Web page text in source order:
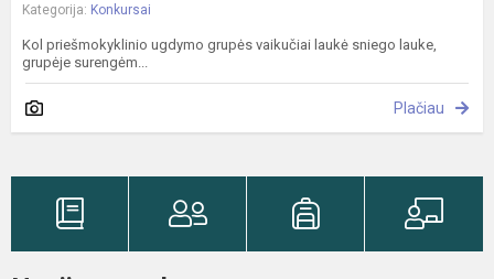
Kategorija: Konkursai
Kol priešmokyklinio ugdymo grupės vaikučiai laukė sniego lauke,
grupėje surengėm...
Plačiau